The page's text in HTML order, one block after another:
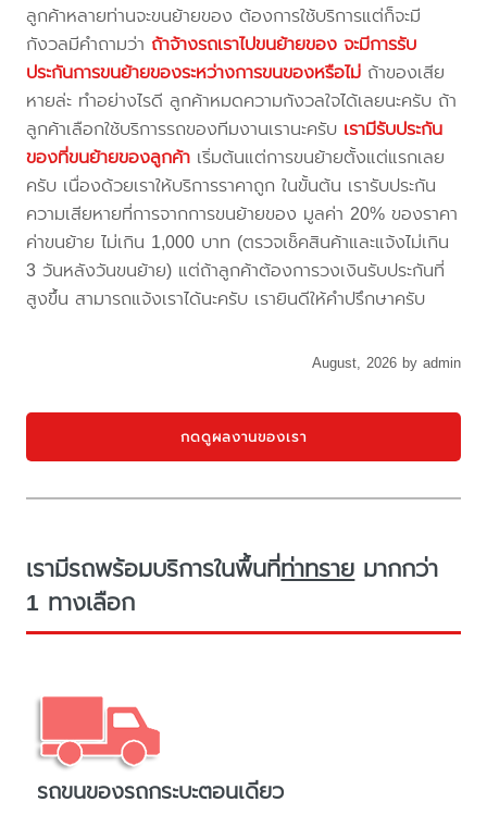
ลูกค้าหลายท่านจะขนย้ายของ ต้องการใช้บริการแต่ก็จะมี
กังวลมีคำถามว่า ถ้าจ้างรถเราไปขนย้ายของ จะมีการรับ
ประกันการขนย้ายของระหว่างการขนของหรือไม่ ถ้าของเสีย
หายล่ะ ทำอย่างไรดี ลูกค้าหมดความกังวลใจได้เลยนะครับ ถ้า
ลูกค้าเลือกใช้บริการรถของทีมงานเรานะครับ เรามีรับประกัน
ของที่ขนย้ายของลูกค้า เริ่มต้นแต่การขนย้ายตั้งแต่แรกเลย
ครับ เนื่องด้วยเราให้บริการราคาถูก ในขั้นต้น เรารับประกัน
ความเสียหายที่การจากการขนย้ายของ มูลค่า 20% ของราคา
ค่าขนย้าย ไม่เกิน 1,000 บาท (ตรวจเช็คสินค้าและแจ้งไม่เกิน
3 วันหลังวันขนย้าย) แต่ถ้าลูกค้าต้องการวงเงินรับประกันที่
สูงขึ้น สามารถแจ้งเราได้นะครับ เรายินดีให้คำปรึกษาครับ
August, 2026 by admin
กดดูผลงานของเรา
เรามีรถพร้อมบริการในพื้นที่ท่าทราย มากกว่า
1 ทางเลือก
รถขนของรถกระบะตอนเดียว